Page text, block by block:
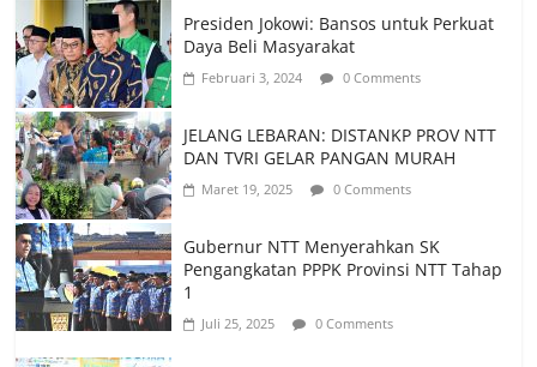
Presiden Jokowi: Bansos untuk Perkuat
Daya Beli Masyarakat
Februari 3, 2024 0 Comments
JELANG LEBARAN: DISTANKP PROV NTT
DAN TVRI GELAR PANGAN MURAH
Maret 19, 2025 0 Comments
Gubernur NTT Menyerahkan SK
Pengangkatan PPPK Provinsi NTT Tahap
1
Juli 25, 2025 0 Comments